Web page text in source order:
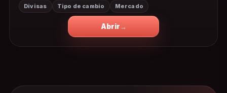
Divisas Tipo de cambio Mercado
Abrir